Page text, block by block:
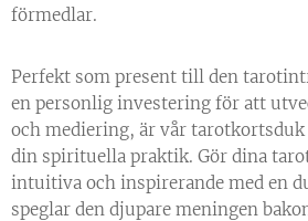
förmedlar.
Perfekt som present till den
en personlig investering för att
och mediering, är vår
din spirituella praktik. Gör dina
intuitiva och inspirerande med en
speglar den djupare meningen